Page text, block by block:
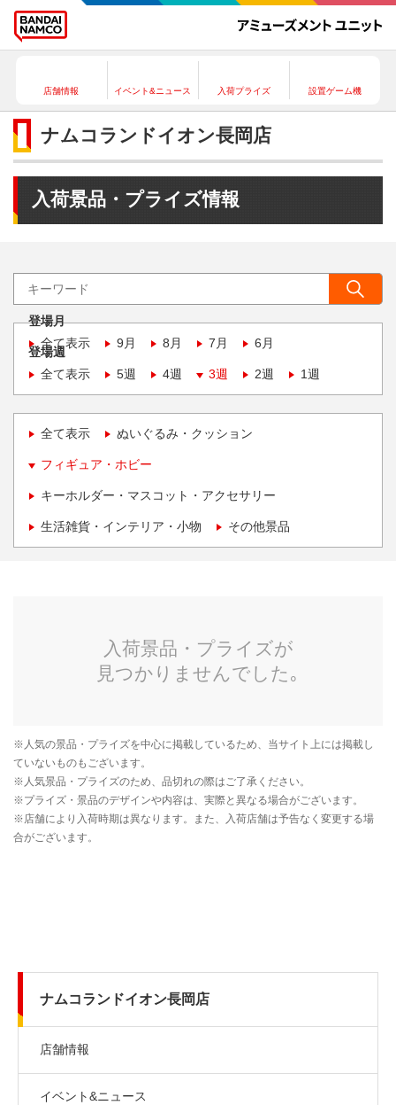
店舗情報 イベント&ニュース 入荷プライズ 設置ゲーム機
ナムコランドイオン長岡店
入荷景品・プライズ情報
登場月
全て表示
9月 8月 7月 6月
登場週
全て表示
5週 4週 3週 2週 1週
全て表示 ぬいぐるみ・クッション
フィギュア・ホビー
キーホルダー・マスコット・アクセサリー
生活雑貨・インテリア・小物 その他景品
ナムコランドイオン長岡店
店舗情報
イベント&ニュース